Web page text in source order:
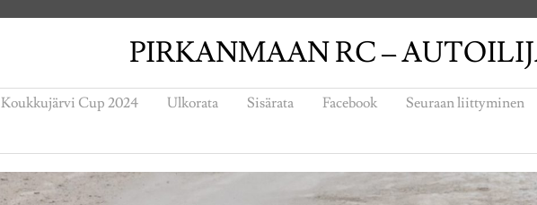
PIRKANMAAN RC –
Koukkujärvi Cup 2024 Ulkorata Sisärata Facebook Seuraan liittyminen